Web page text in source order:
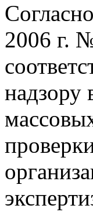
2006 г.
надзору